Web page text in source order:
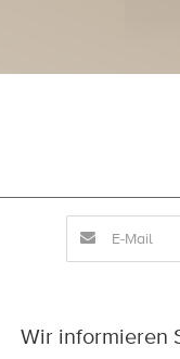
Wir informieren